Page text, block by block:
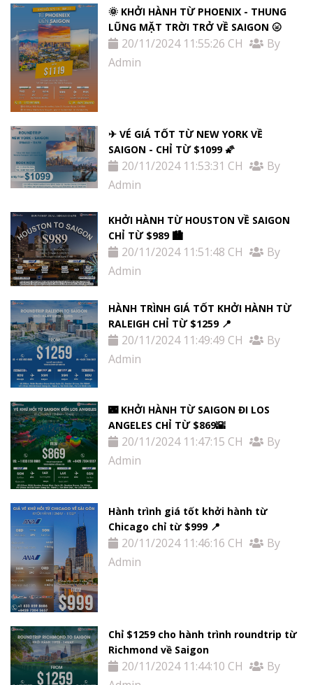
🌞 KHỞI HÀNH TỪ PHOENIX - THUNG
LŨNG MẶT TRỜI TRỞ VỀ SAIGON 🌝
20/11/2024 11:55:26 CH
By
Admin
✈ VÉ GIÁ TỐT TỪ NEW YORK VỀ
SAIGON - CHỈ TỪ $1099 🌠
20/11/2024 11:53:31 CH
By
Admin
KHỞI HÀNH TỪ HOUSTON VỀ SAIGON
CHỈ TỪ $989 🏙
20/11/2024 11:51:48 CH
By
Admin
HÀNH TRÌNH GIÁ TỐT KHỞI HÀNH TỪ
RALEIGH CHỈ TỪ $1259 📍
20/11/2024 11:49:49 CH
By
Admin
🌃 KHỞI HÀNH TỪ SAIGON ĐI LOS
ANGELES CHỈ TỪ $869🌇
20/11/2024 11:47:15 CH
By
Admin
Hành trình giá tốt khởi hành từ
Chicago chỉ từ $999 📍
20/11/2024 11:46:16 CH
By
Admin
Chỉ $1259 cho hành trình roundtrip từ
Richmond về Saigon
20/11/2024 11:44:10 CH
By